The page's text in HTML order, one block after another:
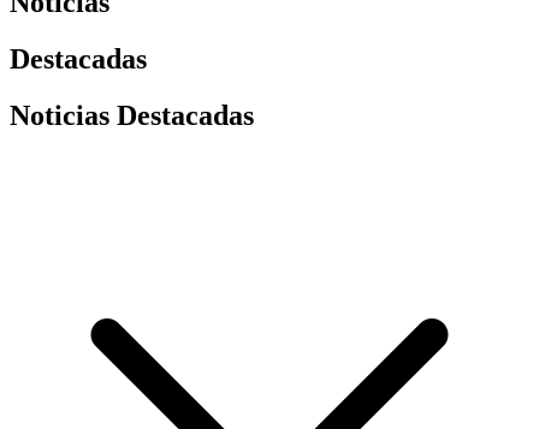
Destacadas
Noticias Destacadas